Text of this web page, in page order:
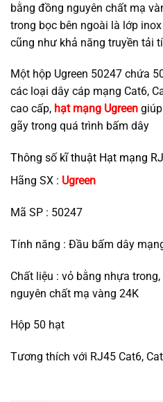
bằng đồng nguyên chất mạ
trong bọc bên ngoài là lớp
cũng như khả năng truyền tải
Một hộp Ugreen 50247 chứa
các loại dây cáp mạng Cat6,
cao cấp, hạt mạng Ugreen
gãy trong quá trình bấm dây
Thông số kĩ thuật Hạt mạng
Hãng SX : Ugreen
Mã SP : 50247
Tính năng : Đầu bấm dây
Chất liệu : vỏ bằng nhựa
nguyên chất mạ vàng 24K
Hộp 50 hạt
Tương thích với RJ45 Cat6,